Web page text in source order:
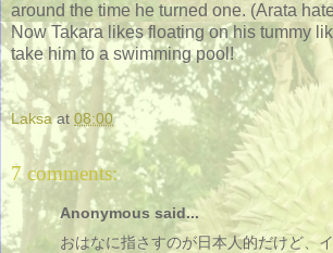
around the time he turned one. (Arata
Now Takara likes floating on his tummy
take him to a swimming pool!
Laksa at 08:00
7 comments:
Anonymous said...
おはなに指さすのが日本人的だけど、